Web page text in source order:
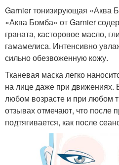
Garnier тонизирующая «Аква
«Аква Бомба» от Garnier
граната, касторовое масло,
гамамелиса. Интенсивно
сильно обезвоженную кожу.
Тканевая маска легко
на лице даже при движениях.
любом возрасте и при любом
отзывах отмечают, что после
подтягивается, как после